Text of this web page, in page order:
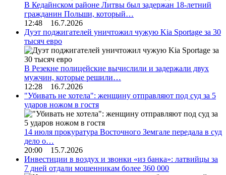
В Кедайнском районе Литвы был задержан 18-летний
гражданин Польши, который…
12:48 16.7.2026
Дуэт поджигателей уничтожил чужую Kia Sportage за 30
тысяч евро
В Резекне полицейские вычислили и задержали двух
мужчин, которые решили…
12:28 16.7.2026
"Убивать не хотела": женщину отправляют под суд за 5
ударов ножом в гостя
14 июля прокуратура Восточного Земгале передала в суд
дело о…
20:00 15.7.2026
Инвестиции в воздух и звонки «из банка»: латвийцы за
7 дней отдали мошенникам более 360 000